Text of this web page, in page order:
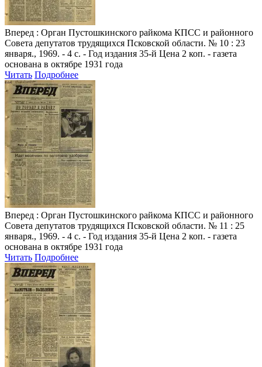
Вперед : Орган Пустошкинского райкома КПСС и районного
Совета депутатов трудящихся Псковской области. № 10 : 23
января., 1969. - 4 с. - Год издания 35-й Цена 2 коп. - газета
основана в октябре 1931 года
Читать Подробнее
Вперед : Орган Пустошкинского райкома КПСС и районного
Совета депутатов трудящихся Псковской области. № 11 : 25
января., 1969. - 4 с. - Год издания 35-й Цена 2 коп. - газета
основана в октябре 1931 года
Читать Подробнее